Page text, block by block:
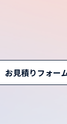
お見積りフォー